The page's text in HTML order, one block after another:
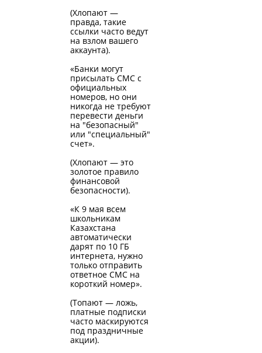
(Хлопают —
правда, такие
ссылки часто ведут
на взлом вашего
аккаунта).
«Банки могут
присылать СМС с
официальных
номеров, но они
никогда не требуют
перевести деньги
на "безопасный"
или "специальный"
счет».
(Хлопают — это
золотое правило
финансовой
безопасности).
«К 9 мая всем
школьникам
Казахстана
автоматически
дарят по 10 ГБ
интернета, нужно
только отправить
ответное СМС на
короткий номер».
(Топают — ложь,
платные подписки
часто маскируются
под праздничные
акции).